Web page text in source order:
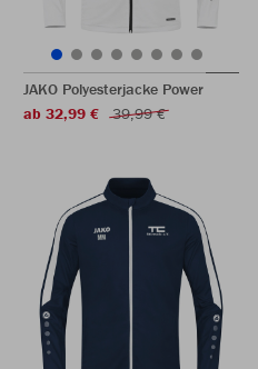
JAKO Polyesterjacke Power
ab 32,99 €
39,99 €